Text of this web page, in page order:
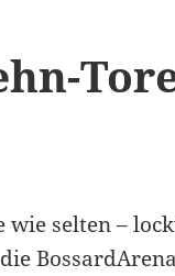
wie selten –